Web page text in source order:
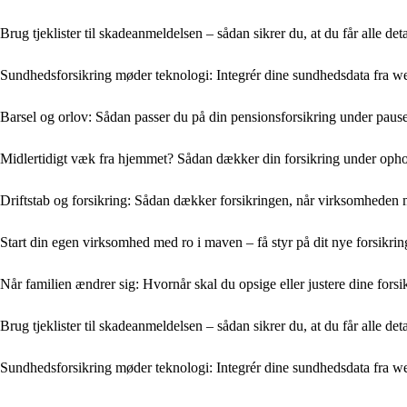
Brug tjeklister til skadeanmeldelsen – sådan sikrer du, at du får alle
Sundhedsforsikring møder teknologi: Integrér dine sundhedsdata fra
Barsel og orlov: Sådan passer du på din pensionsforsikring under
Midlertidigt væk fra hjemmet? Sådan dækker din forsikring under
Driftstab og forsikring: Sådan dækker forsikringen, når virksomheden
Start din egen virksomhed med ro i maven – få styr på dit nye
Når familien ændrer sig: Hvornår skal du opsige eller justere dine
Brug tjeklister til skadeanmeldelsen – sådan sikrer du, at du får alle
Sundhedsforsikring møder teknologi: Integrér dine sundhedsdata fra